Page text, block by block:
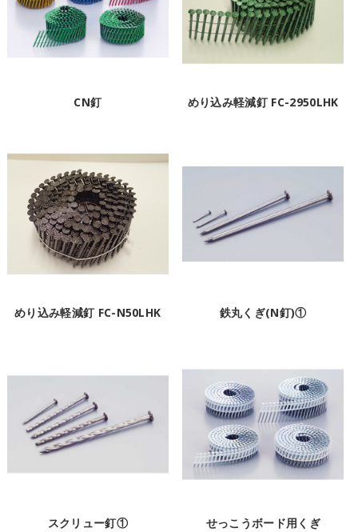
CN釘 めり込み軽減釘 FC-2950LHK
めり込み軽減釘 FC-N50LHK 鉄丸くぎ(N釘)①
スクリュー釘① せっこうボード用くぎ